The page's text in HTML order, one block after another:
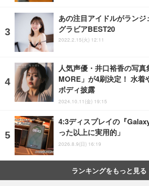
あの注目アイドルがランジ
グラビアBEST20
2022.2.15(火) 12:11
人気声優・井口裕香の写
MORE」が4刷決定！ 水着
ボディ披露
2024.10.11(金) 19:15
4:3ディスプレイの『
った以上に実用的」
2026.8.9(日) 16:19
ランキングをもっと見る